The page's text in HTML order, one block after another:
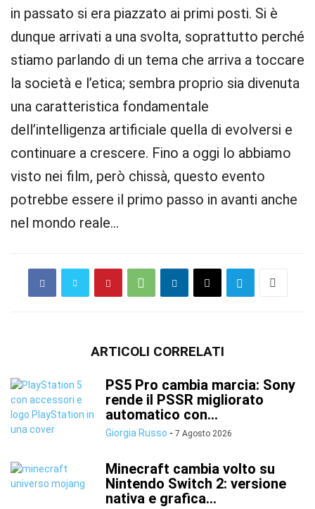
in passato si era piazzato ai primi posti. Si è
dunque arrivati a una svolta, soprattutto perché
stiamo parlando di un tema che arriva a toccare
la società e l’etica; sembra proprio sia divenuta
una caratteristica fondamentale
dell’intelligenza artificiale quella di evolversi e
continuare a crescere. Fino a oggi lo abbiamo
visto nei film, però chissà, questo evento
potrebbe essere il primo passo in avanti anche
nel mondo reale…
ARTICOLI CORRELATI
PS5 Pro cambia marcia: Sony
rende il PSSR migliorato
automatico con...
Giorgia Russo - 7 Agosto 2026
Minecraft cambia volto su
Nintendo Switch 2: versione
nativa e grafica...